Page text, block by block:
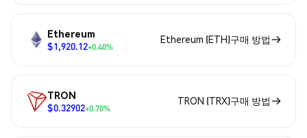
Ethereum
$1,920.12+0.40%
Ethereum (ETH)구매 방법
TRON
$0.32902+0.70%
TRON (TRX)구매 방법